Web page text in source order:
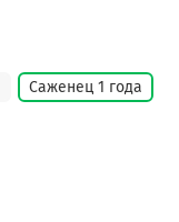
Саженец 1 года